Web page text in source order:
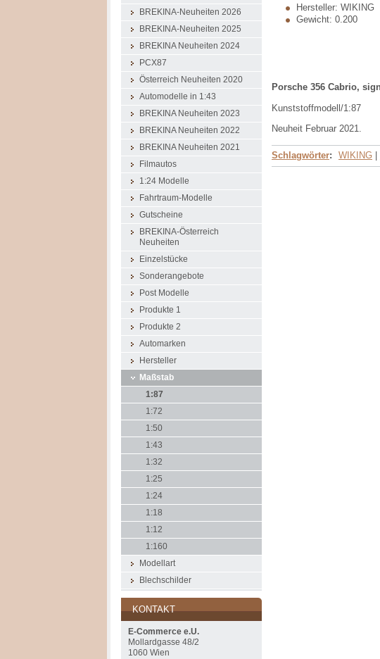
Hersteller: WIKING
Gewicht: 0.200
Porsche 356 Cabrio,
Kunststoffmodell/1:87
Neuheit Februar 2021.
Schlagwörter: WIKING
BREKINA-Neuheiten 2026
BREKINA-Neuheiten 2025
BREKINA Neuheiten 2024
PCX87
Österreich Neuheiten 2020
Automodelle in 1:43
BREKINA Neuheiten 2023
BREKINA Neuheiten 2022
BREKINA Neuheiten 2021
Filmautos
1:24 Modelle
Fahrtraum-Modelle
Gutscheine
BREKINA-Österreich
Neuheiten
Einzelstücke
Sonderangebote
Post Modelle
Produkte 1
Produkte 2
Automarken
Hersteller
Maßstab
1:87
1:72
1:50
1:43
1:32
1:25
1:24
1:18
1:12
1:160
Modellart
Blechschilder
KONTAKT
E-Commerce e.U.
Mollardgasse 48/2
1060 Wien